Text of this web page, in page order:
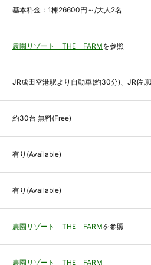
基本料金：1棟26600円～/大人2名
農園リゾート THE FARMを参照
JR成田空港駅より自動車(約30分)、JR佐
約30台 無料(Free)
有り(Available)
有り(Available)
農園リゾート THE FARMを参照
農園リゾート THE FARM